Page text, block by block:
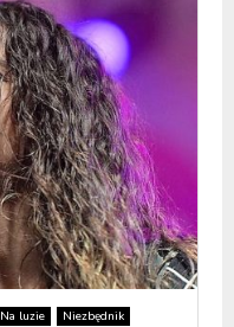
Na luzie
Niezbędnik